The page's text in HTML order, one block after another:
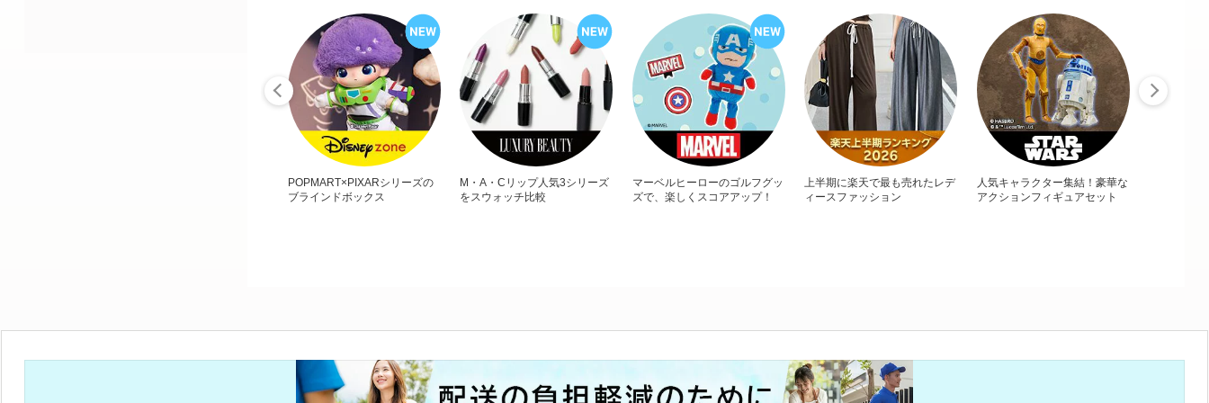
POPMART×PIXARシリーズの
ブラインドボックス
M・A・Cリップ人気3シリーズ
をスウォッチ比較
マーベルヒーローのゴルフグッ
ズで、楽しくスコアアップ！
上半期に楽天で最も売れたレデ
ィースファッション
人気キャラクター集結！豪華な
アクションフィギュアセット